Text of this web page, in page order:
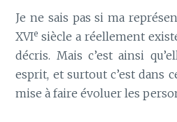
Je ne sais pas si ma
XVIe siècle a réellement
décris. Mais c’est ainsi
esprit, et surtout c’est dans
mise à faire évoluer les